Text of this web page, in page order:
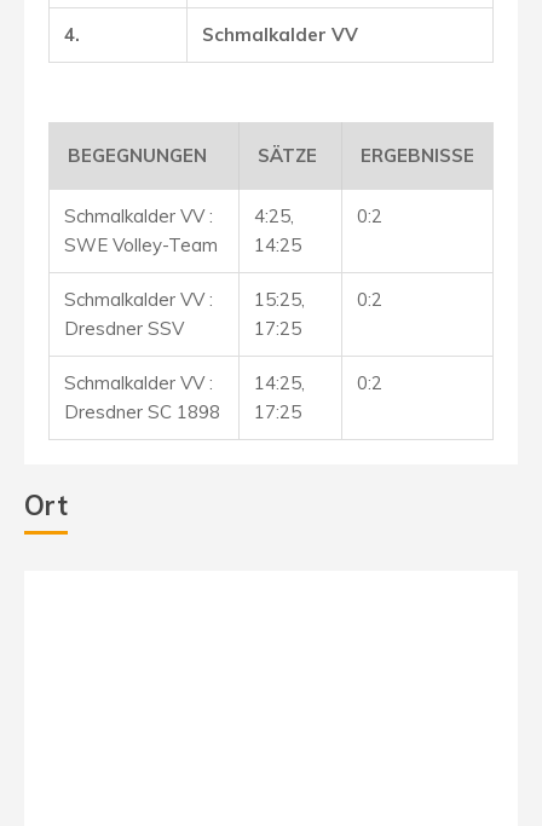
4. Schmalkalder VV
BEGEGNUNGEN SÄTZE ERGEBNISSE
Schmalkalder VV :
SWE Volley-Team
4:25,
14:25
0:2
Schmalkalder VV :
Dresdner SSV
15:25,
17:25
0:2
Schmalkalder VV :
Dresdner SC 1898
14:25,
17:25
0:2
Ort